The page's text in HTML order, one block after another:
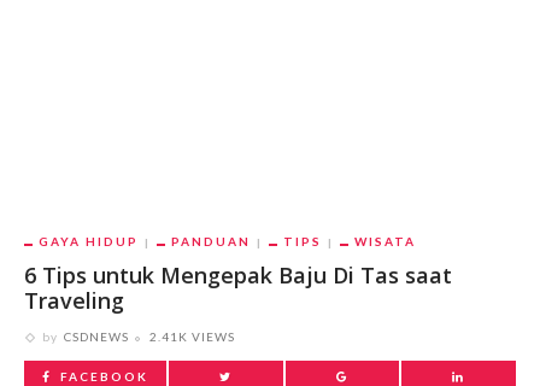
GAYA HIDUP PANDUAN TIPS WISATA
6 Tips untuk Mengepak Baju Di Tas saat
Traveling
by CSDNEWS 2.41K VIEWS
FACEBOOK